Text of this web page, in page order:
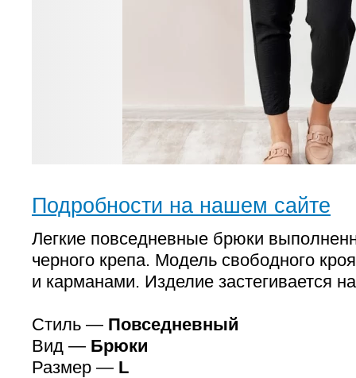
Подробности на нашем сайте
Легкие повседневные брюки
черного крепа. Модель свободного
и карманами. Изделие застегивается
Стиль — Повседневный
Вид — Брюки
Размер — L